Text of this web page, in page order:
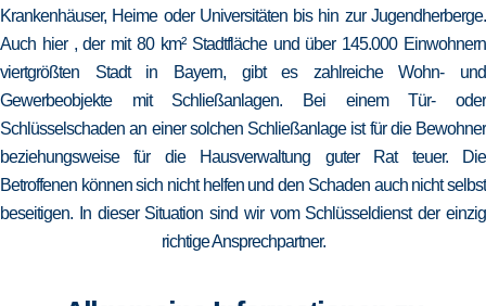
Krankenhäuser, Heime oder Universitäten bis hin zur Jugendherberge.
Auch hier , der mit 80 km² Stadtfläche und über 145.000 Einwohnern
viertgrößten Stadt in Bayern, gibt es zahlreiche Wohn- und
Gewerbeobjekte mit Schließanlagen. Bei einem Tür- oder
Schlüsselschaden an einer solchen Schließanlage ist für die Bewohner
beziehungsweise für die Hausverwaltung guter Rat teuer. Die
Betroffenen können sich nicht helfen und den Schaden auch nicht selbst
beseitigen. In dieser Situation sind wir vom Schlüsseldienst der einzig
richtige Ansprechpartner.